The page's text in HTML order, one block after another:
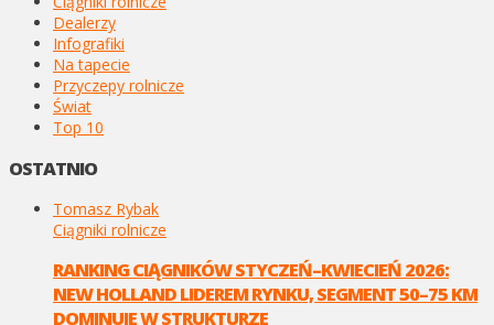
Dealerzy
Infografiki
Na tapecie
Przyczepy rolnicze
Świat
Top 10
OSTATNIO
Tomasz Rybak
Ciągniki rolnicze
RANKING CIĄGNIKÓW STYCZEŃ–KWIECIEŃ 2026:
NEW HOLLAND LIDEREM RYNKU, SEGMENT 50–75 KM
DOMINUJE W STRUKTURZE